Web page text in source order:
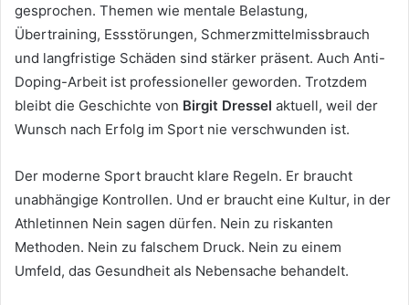
gesprochen. Themen wie mentale Belastung,
Übertraining, Essstörungen, Schmerzmittelmissbrauch
und langfristige Schäden sind stärker präsent. Auch Anti-
Doping-Arbeit ist professioneller geworden. Trotzdem
bleibt die Geschichte von Birgit Dressel aktuell, weil der
Wunsch nach Erfolg im Sport nie verschwunden ist.
Der moderne Sport braucht klare Regeln. Er braucht
unabhängige Kontrollen. Und er braucht eine Kultur, in der
Athletinnen Nein sagen dürfen. Nein zu riskanten
Methoden. Nein zu falschem Druck. Nein zu einem
Umfeld, das Gesundheit als Nebensache behandelt.